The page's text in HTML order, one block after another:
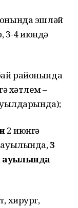
эшләй
3-4 июндә
районында
хәтлем –
2 июнгә
ауылында,3
ауылында
хирург,